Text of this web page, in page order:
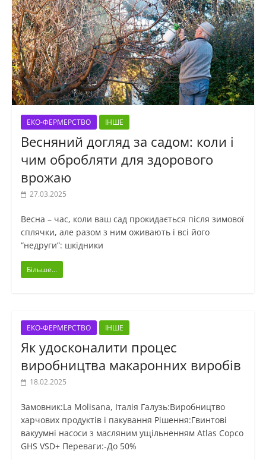
ЕКО-ФЕРМЕРСТВО ІНШЕ
Весняний догляд за садом: коли і
чим обробляти для здорового
врожаю
27.03.2025
Весна – час, коли ваш сад прокидається після зимової
сплячки, але разом з ним оживають і всі його
“недруги”: шкідники
Більше...
ЕКО-ФЕРМЕРСТВО ІНШЕ
Як удосконалити процес
виробництва макаронних виробів
18.02.2025
Замовник:La Molisana, Італія Галузь:Виробництво
харчових продуктів і пакування Рішення:Гвинтові
вакуумні насоси з масляним ущільненням Atlas Copco
GHS VSD+ Переваги:-До 50%